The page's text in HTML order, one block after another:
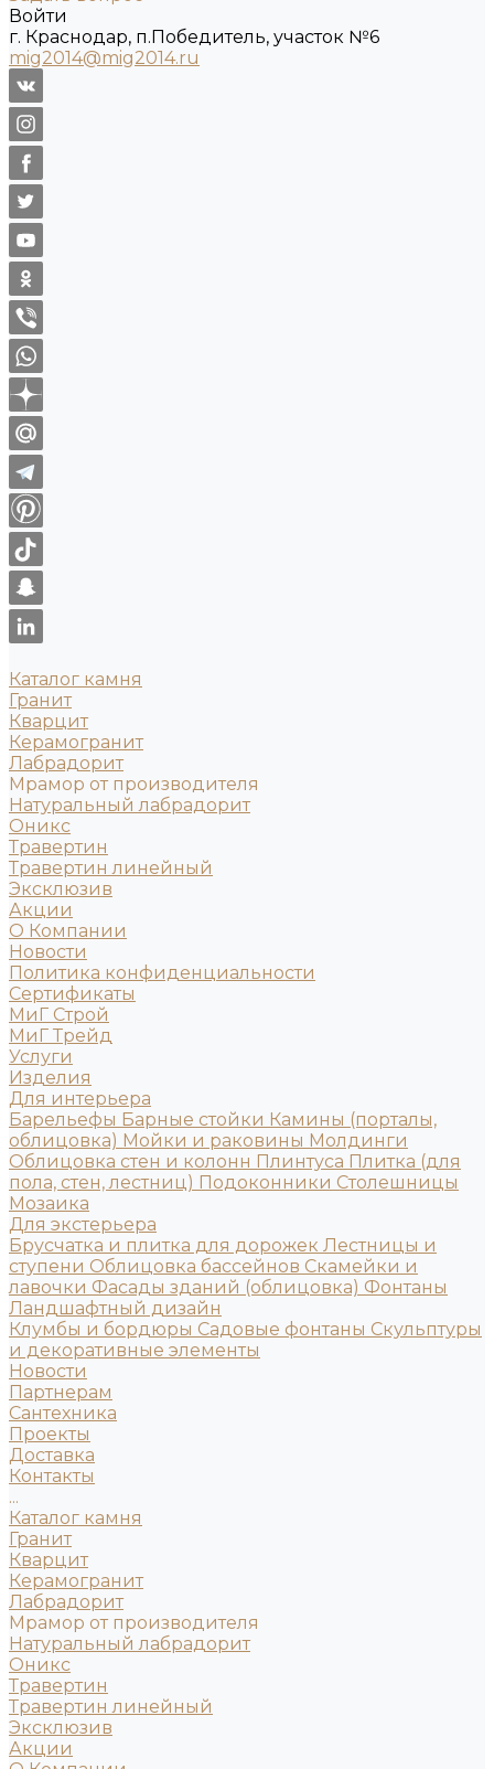
Войти
г. Краснодар, п.Победитель, участок №6
mig2014@mig2014.ru
Каталог камня
Гранит
Кварцит
Керамогранит
Лабрадорит
Мрамор от производителя
Натуральный лабрадорит
Оникс
Травертин
Травертин линейный
Эксклюзив
Акции
О Компании
Новости
Политика конфиденциальности
Сертификаты
МиГ Строй
МиГ Трейд
Услуги
Изделия
Для интерьера
Барельефы Барные стойки Камины (порталы,
облицовка) Мойки и раковины Молдинги
Облицовка стен и колонн Плинтуса Плитка (для
пола, стен, лестниц) Подоконники Столешницы
Мозаика
Для экстерьера
Брусчатка и плитка для дорожек Лестницы и
ступени Облицовка бассейнов Скамейки и
лавочки Фасады зданий (облицовка) Фонтаны
Ландшафтный дизайн
Клумбы и бордюры Садовые фонтаны Скульптуры
и декоративные элементы
Новости
Партнерам
Сантехника
Проекты
Доставка
Контакты
...
Каталог камня
Гранит
Кварцит
Керамогранит
Лабрадорит
Мрамор от производителя
Натуральный лабрадорит
Оникс
Травертин
Травертин линейный
Эксклюзив
Акции